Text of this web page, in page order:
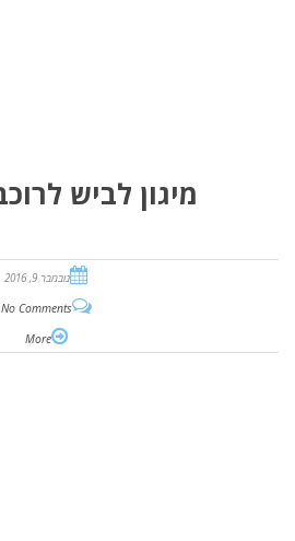
מיגון לביש
נובמבר 9, 2016
No Comments
More